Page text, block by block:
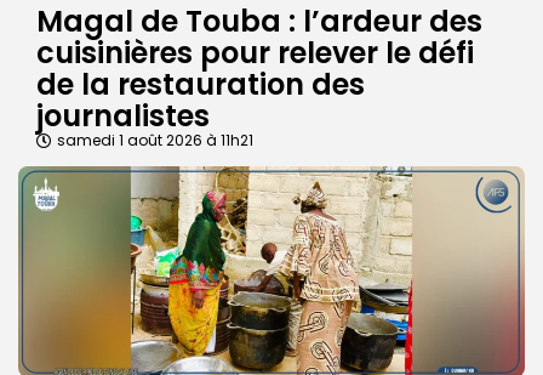
Magal de Touba : l’ardeur des
cuisinières pour relever le défi
de la restauration des
journalistes
samedi 1 août 2026 à 11h21